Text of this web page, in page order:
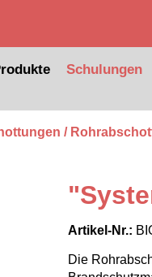
Schulungen
/
Artikel-Nr.:
Die